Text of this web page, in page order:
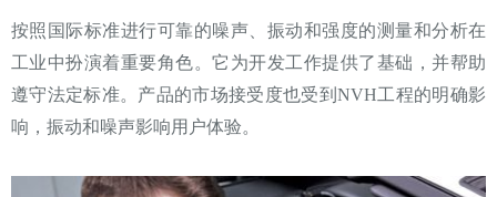
按照国际标准进行可靠的噪声、振动和强度的测量和分析在
工业中扮演着重要角色。它为开发工作提供了基础，并帮助
遵守法定标准。产品的市场接受度也受到NVH工程的明确影
响，振动和噪声影响用户体验。